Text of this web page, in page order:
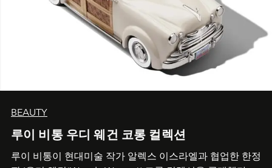
BEAUTY
루이 비통 우디 웨건 코롱 컬렉션
루이 비통이 현대미술 작가 알렉스 이스라엘과 협업한 한정